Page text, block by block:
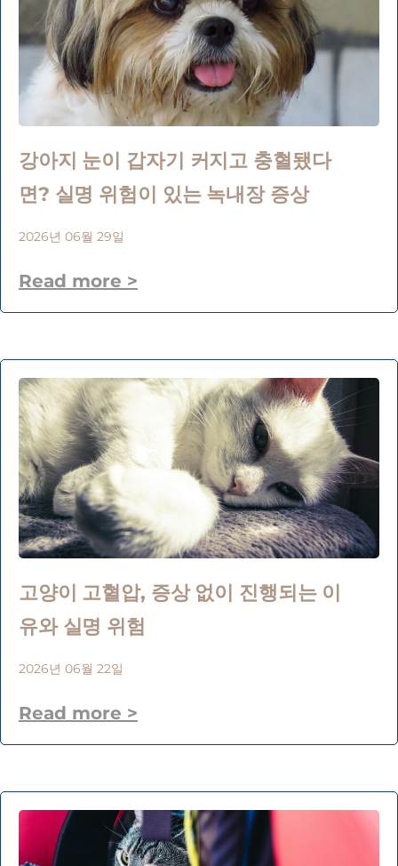
강아지 눈이 갑자기 커지고 충혈됐다
면? 실명 위험이 있는 녹내장 증상
2026년 06월 29일
Read more >
고양이 고혈압, 증상 없이 진행되는 이
유와 실명 위험
2026년 06월 22일
Read more >